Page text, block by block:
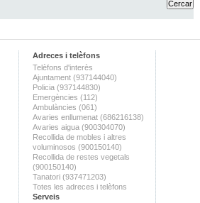
Adreces i telèfons
Telèfons d'interès
Ajuntament (937144040)
Policia (937144830)
Emergències (112)
Ambulàncies (061)
Avaries enllumenat (686216138)
Avaries aigua (900304070)
Recollida de mobles i altres
voluminosos (900150140)
Recollida de restes vegetals
(900150140)
Tanatori (937471203)
Totes les adreces i telèfons
Serveis